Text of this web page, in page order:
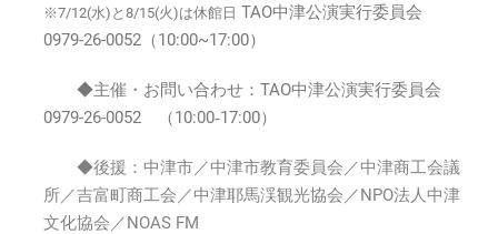
※7/12(水)と8/15(火)は休館日 TAO中津公演実行委員会
0979-26-0052（10:00~17:00）
◆主催・お問い合わせ：TAO中津公演実行委員会
0979-26-0052 （10:00‐17:00）
◆後援：中津市／中津市教育委員会／中津商工会議
所／吉富町商工会／中津耶馬渓観光協会／NPO法人中津
文化協会／NOAS FM